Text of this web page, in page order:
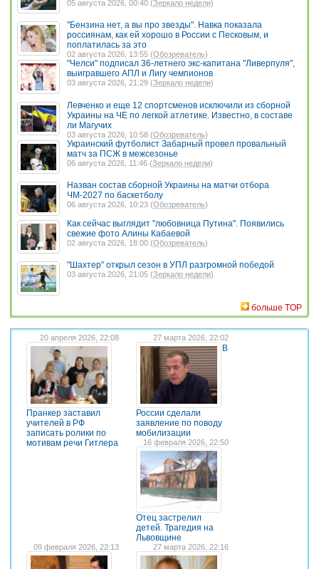
05 августа 2026, 00:40 (Зеркало недели)
"Бензина нет, а вы про звезды". Навка показала
россиянам, как ей хорошо в России с Песковым, и
поплатилась за это
02 августа 2026, 13:55 (Обозреватель)
"Челси" подписал 36-летнего экс-капитана "Ливерпуля",
выигравшего АПЛ и Лигу чемпионов
03 августа 2026, 21:29 (Зеркало недели)
Левченко и еще 12 спортсменов исключили из сборной
Украины на ЧЕ по легкой атлетике. Известно, в составе
ли Магучих
03 августа 2026, 10:58 (Обозреватель)
Украинский футболист Забарный провел провальный
матч за ПСЖ в межсезонье
06 августа 2026, 11:46 (Зеркало недели)
Назван состав сборной Украины на матчи отбора
ЧМ-2027 по баскетболу
06 августа 2026, 10:23 (Обозреватель)
Как сейчас выглядит "любовница Путина". Появились
свежие фото Алины Кабаевой
02 августа 2026, 18:00 (Обозреватель)
"Шахтер" открыл сезон в УПЛ разгромной победой
03 августа 2026, 21:05 (Зеркало недели)
больше TOP
20 апреля 2026, 22:08
Пранкер заставил
учителей в РФ
записать ролики по
мотивам речи Гитлера
27 марта 2026, 22:02
В
России сделали
заявление по поводу
мобилизации
16 февраля 2026, 22:50
Отец застрелил
детей. Трагедия на
Львовщине
09 февраля 2026, 22:13 27 марта 2026, 22:16